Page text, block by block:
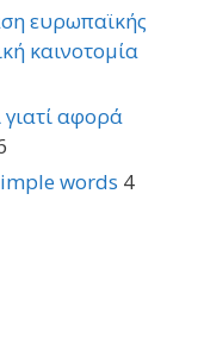
ευρωπαϊκής
καινοτομία
γιατί αφορά
words 4